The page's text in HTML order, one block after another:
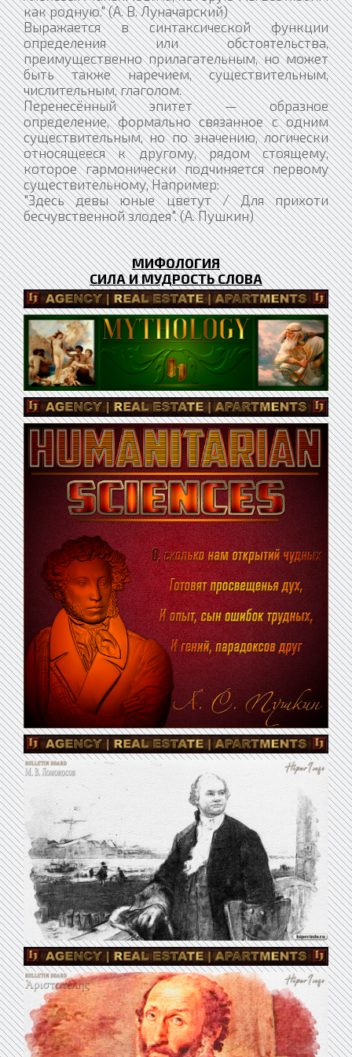
как родную." (А. В. Луначарский)
Выражается в синтаксической функции
определения или обстоятельства,
преимущественно прилагательным, но может
быть также наречием, существительным,
числительным, глаголом.
Перенесённый эпитет — образное
определение, формально связанное с одним
существительным, но по значению, логически
относящееся к другому, рядом стоящему,
которое гармонически подчиняется первому
существительному, Например:
"Здесь девы юные цветут / Для прихоти
бесчувственной злодея". (А. Пушкин)
МИФОЛОГИЯ
СИЛА И МУДРОСТЬ СЛОВА